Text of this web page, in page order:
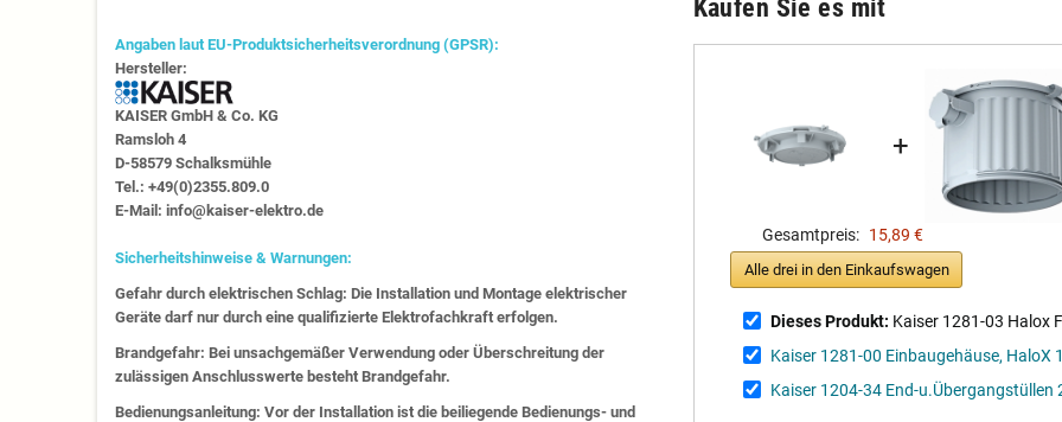
Angaben laut EU-Produktsicherheitsverordnung (GPSR):
Hersteller:
KAISER GmbH & Co. KG
Ramsloh 4
D-58579 Schalksmühle
Tel.: +49(0)2355.809.0
E-Mail: info@kaiser-elektro.de
Sicherheitshinweise & Warnungen:
Gefahr durch elektrischen Schlag: Die Installation und Montage elektrischer
Geräte darf nur durch eine qualifizierte Elektrofachkraft erfolgen.
Brandgefahr: Bei unsachgemäßer Verwendung oder Überschreitung der
zulässigen Anschlusswerte besteht Brandgefahr.
Bedienungsanleitung: Vor der Installation ist die beiliegende Bedienungs- und
Kaufen Sie es mit
+
Gesamtpreis: 15,89 €
Alle drei in den Einkaufswagen
Dieses Produkt: Kaiser 1281-03 Halox
Kaiser 1281-00 Einbaugehäuse, HaloX
Kaiser 1204-34 End-u.Übergangstüllen